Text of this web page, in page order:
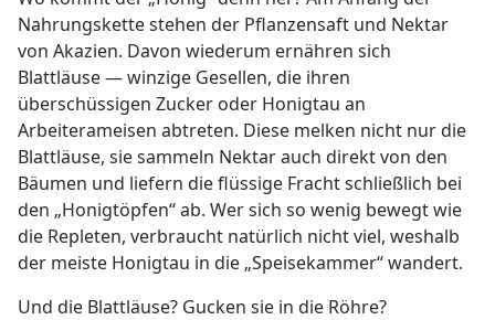
Nahrungskette stehen der Pflanzensaft und Nektar
von Akazien. Davon wiederum ernähren sich
Blattläuse — winzige Gesellen, die ihren
überschüssigen Zucker oder Honigtau an
Arbeiterameisen abtreten. Diese melken nicht nur die
Blattläuse, sie sammeln Nektar auch direkt von den
Bäumen und liefern die flüssige Fracht schließlich bei
den „Honigtöpfen“ ab. Wer sich so wenig bewegt wie
die Repleten, verbraucht natürlich nicht viel, weshalb
der meiste Honigtau in die „Speisekammer“ wandert.
Und die Blattläuse? Gucken sie in die Röhre?